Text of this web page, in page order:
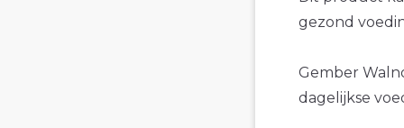
gezond
Gember
dagelijkse